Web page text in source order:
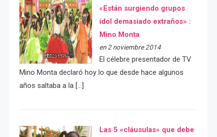
«Están surgiendo grupos
idol demasiado extraños» :
Mino Monta
en 2 noviembre 2014
El célebre presentador de TV
Mino Monta declaró hoy lo que desde hace algunos
años saltaba a la […]
Las 5 «cláusulas» que debe